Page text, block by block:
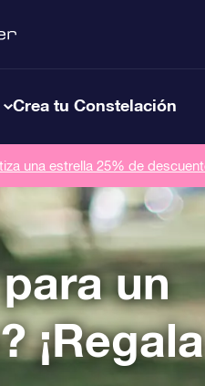
Crea tu Constelación
una estrella 25% de
un